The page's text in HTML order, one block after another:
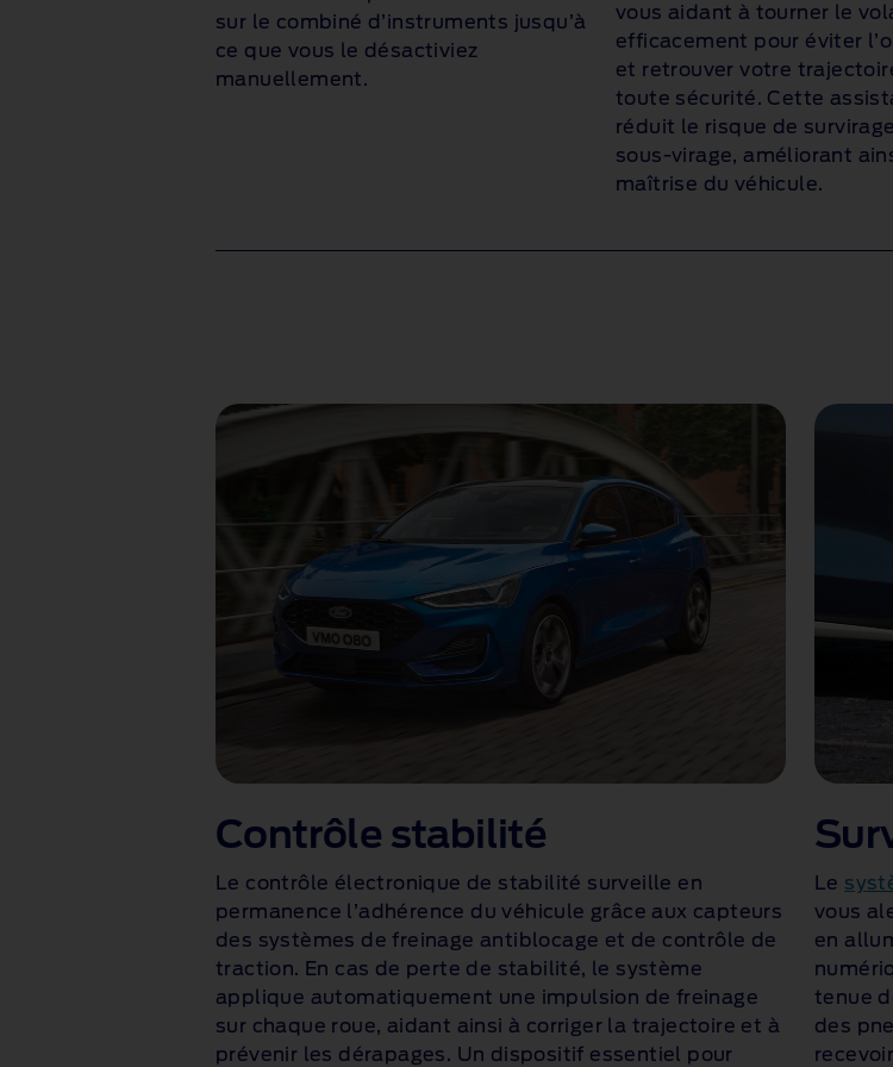
sur le combiné d’instruments jusqu’à
ce que vous le désactiviez
manuellement.
vous aidant à tourner le
efficacement pour éviter
et retrouver votre
toute sécurité. Cette
réduit le risque de
sous-virage, améliorant
maîtrise du véhicule.
Contrôle stabilité
Le contrôle électronique de stabilité surveille en
permanence l’adhérence du véhicule grâce aux capteurs
des systèmes de freinage antiblocage et de contrôle de
traction. En cas de perte de stabilité, le système
applique automatiquement une impulsion de freinage
sur chaque roue, aidant ainsi à corriger la trajectoire et à
prévenir les dérapages. Un dispositif essentiel pour
Le
vous
en
tenue
des